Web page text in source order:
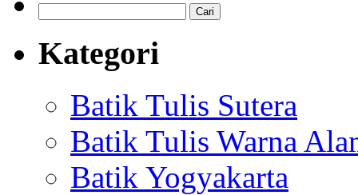
untuk:
Kategori
Batik Tulis Sutera
Batik Tulis Warna
Batik Yogyakarta